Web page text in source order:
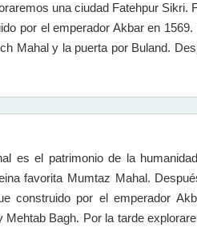
una ciudad Fatehpur Sikri.
por el emperador Akbar en
Mahal y la puerta por Buland.
es el patrimonio de la
favorita Mumtaz Mahal.
construido por el emperador
Mehtab Bagh. Por la tarde